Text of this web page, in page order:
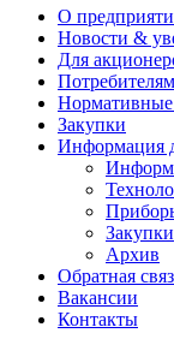
О
Новости &
Для
Потребителям
Закупки
Информация
Закупки
Архив
Обратная
Вакансии
Контакты